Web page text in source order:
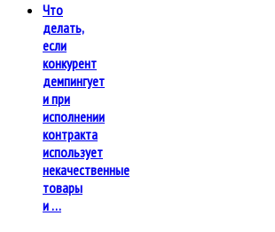
Что
делать,
если
конкурент
демпингует
и при
исполнении
контракта
использует
некачественные
товары
и …